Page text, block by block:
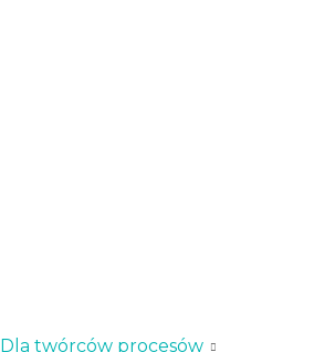
Dla twórców procesów